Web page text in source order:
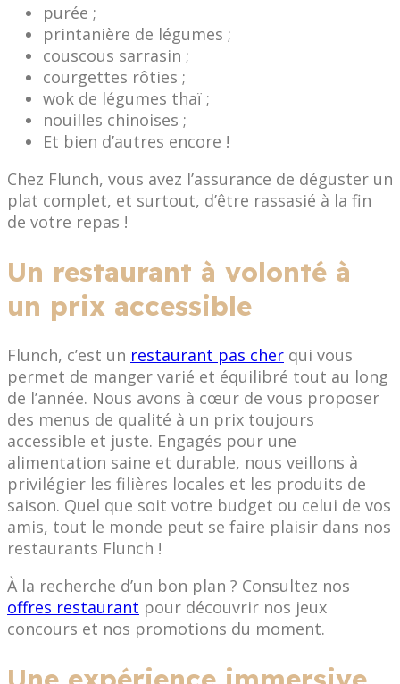
purée ;
printanière de légumes ;
couscous sarrasin ;
courgettes rôties ;
wok de légumes thaï ;
nouilles chinoises ;
Et bien d’autres encore !
Chez Flunch, vous avez l’assurance de déguster un
plat complet, et surtout, d’être rassasié à la fin
de votre repas !
Un restaurant à volonté à
un prix accessible
Flunch, c’est un restaurant pas cher qui vous
permet de manger varié et équilibré tout au long
de l’année. Nous avons à cœur de vous proposer
des menus de qualité à un prix toujours
accessible et juste. Engagés pour une
alimentation saine et durable, nous veillons à
privilégier les filières locales et les produits de
saison. Quel que soit votre budget ou celui de vos
amis, tout le monde peut se faire plaisir dans nos
restaurants Flunch !
À la recherche d’un bon plan ? Consultez nos
offres restaurant pour découvrir nos jeux
concours et nos promotions du moment.